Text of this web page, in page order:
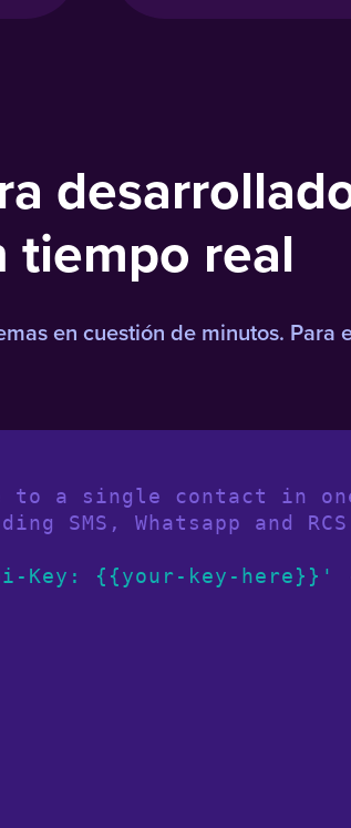
tiempo real
en cuestión de minutos. Para
to a single contact in
SMS, Whatsapp and
Key: {{your-key-here}}'